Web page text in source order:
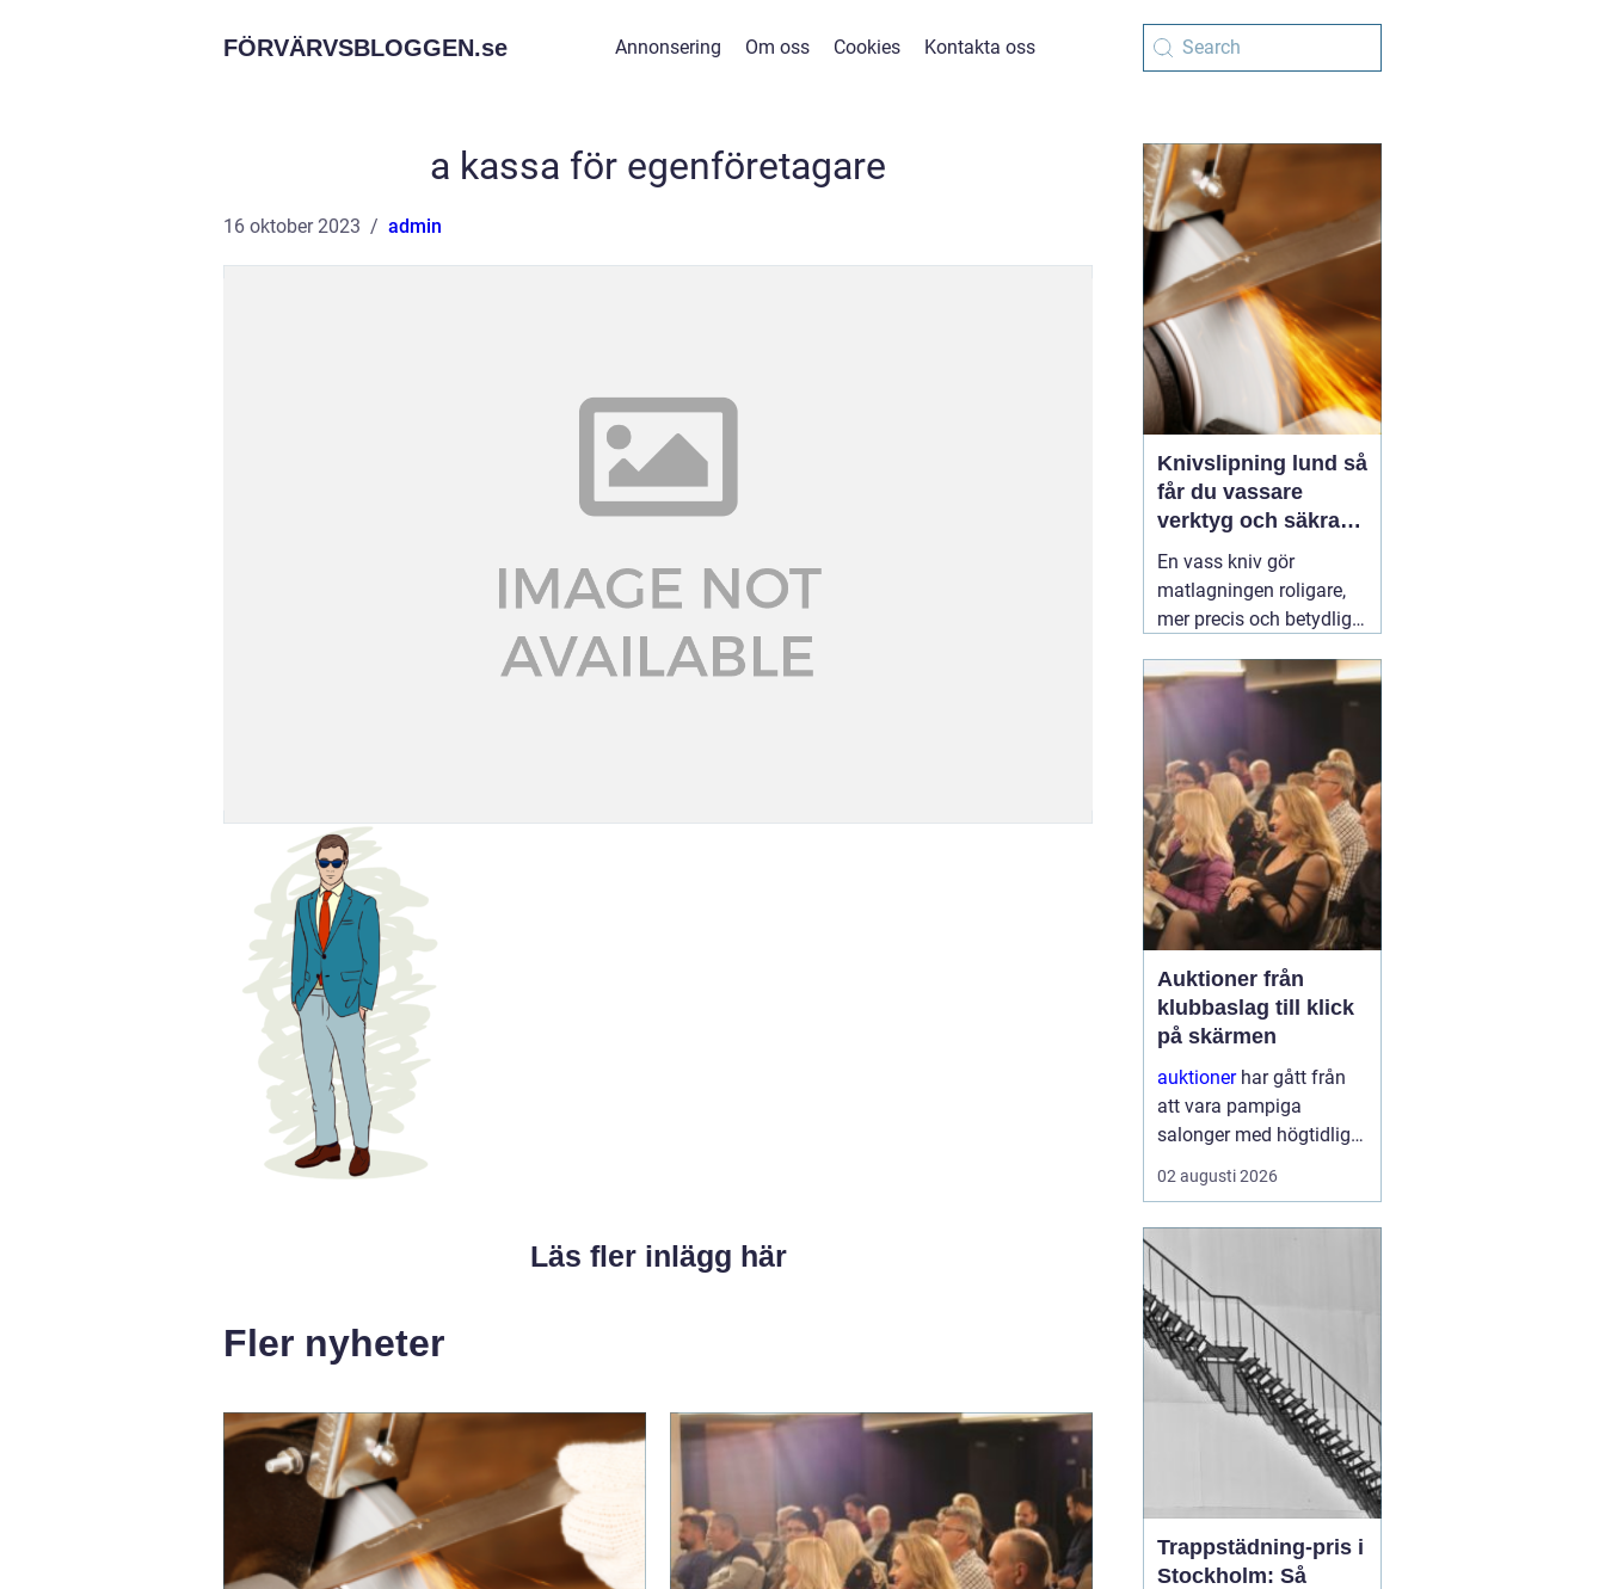
FÖRVÄRVSBLOGGEN.se Annonsering Om oss Cookies Kontakta oss
a kassa för egenföretagare
16 oktober 2023 admin
Läs fler inlägg här
Fler nyheter
Knivslipning lund så
får du vassare
verktyg och säkrare
vardag
En vass kniv gör
matlagningen roligare,
mer precis och betydligt
gäller för saxar,
trädgårdsredskap och
används dagligen.
Många i Lund funderar
på om de ska slipa
själva hemma eller
lämna in sina knivar.03
augusti 2026
Auktioner från
klubbaslag till klick
på skärmen
auktionerhar gått från
att vara pampiga
salonger med högtidliga
klubbeslag till att bli en
vardaglig del av livet
som helst, oavsett
erfarenhet, köpa eller
sälja föremål genom
några få kli...
02 augusti 2026
Trappstädning-pris i
Stockholm: Så